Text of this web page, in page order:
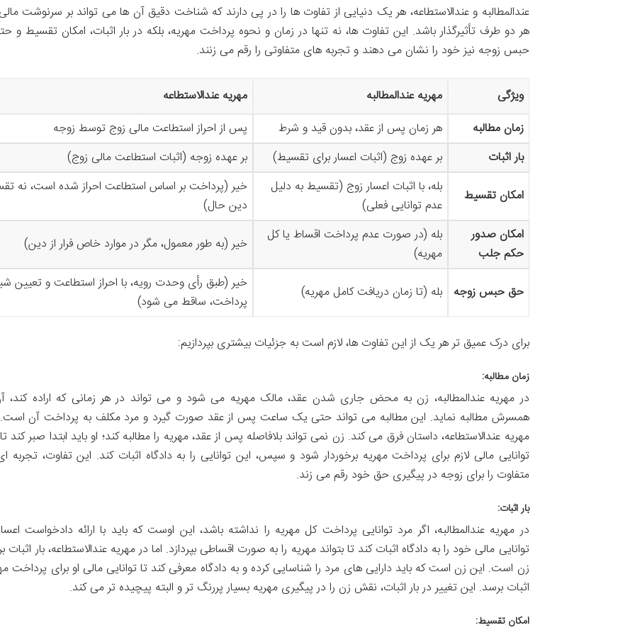
عندالمطالبه و عندالاستطاعه، هر یک دنیایی از تفاوت ها را در پی دارند که شناخت دقیق آن ها می تواند بر سرنوشت
هر دو طرف تأثیرگذار باشد. این تفاوت ها، نه تنها در زمان و نحوه پرداخت مهریه، بلکه در بار اثبات، امکان تقسیط و
حبس زوجه نیز خود را نشان می دهند و تجربه های متفاوتی را رقم می زنند.
ویژگی مهریه عندالمطالبه
مهریه عندالاستطاعه
زمان مطالبه
هر زمان پس از عقد، بدون قید و شرط
پس از احراز استطاعت مالی زوج توسط زوجه
بار اثبات
بر عهده زوج (اثبات اعسار برای تقسیط)
بر عهده زوجه (اثبات استطاعت مالی زوج)
امکان تقسیط
بله، با اثبات اعسار زوج (تقسیط به دلیل
عدم توانایی فعلی)
خیر (پرداخت بر اساس استطاعت احراز شده است، نه
دین حال)
امکان صدور
حکم جلب
بله (در صورت عدم پرداخت اقساط یا کل
مهریه)
خیر (به طور معمول، مگر در موارد خاص فرار از دین)
حق حبس زوجه بله (تا زمان دریافت کامل مهریه)
خیر (طبق رأی وحدت رویه، با احراز استطاعت و تعیین
پرداخت، ساقط می شود)
برای درک عمیق تر هر یک از این تفاوت ها، لازم است به جزئیات بیشتری بپردازیم:
زمان مطالبه:
در مهریه عندالمطالبه، زن به محض جاری شدن عقد، مالک مهریه می شود و می تواند در هر زمانی که اراده کند،
همسرش مطالبه نماید. این مطالبه می تواند حتی یک ساعت پس از عقد صورت گیرد و مرد مکلف به پرداخت آن است.
مهریه عندالاستطاعه، داستان فرق می کند. زن نمی تواند بلافاصله پس از عقد، مهریه را مطالبه کند؛ او باید ابتدا صبر کند
توانایی مالی لازم برای پرداخت مهریه برخوردار شود و سپس، این توانایی را به دادگاه اثبات کند. این تفاوت، تجربه
متفاوت را برای زوجه در پیگیری حق خود رقم می زند.
بار اثبات:
در مهریه عندالمطالبه، اگر مرد توانایی پرداخت کل مهریه را نداشته باشد، این اوست که باید با ارائه دادخواست
توانایی مالی خود را به دادگاه اثبات کند تا بتواند مهریه را به صورت اقساطی بپردازد. اما در مهریه عندالاستطاعه، بار
زن است. این زن است که باید دارایی های مرد را شناسایی کرده و به دادگاه معرفی کند تا توانایی مالی او برای پرداخت
اثبات برسد. این تغییر در بار اثبات، نقش زن را در پیگیری مهریه بسیار پررنگ تر و البته پیچیده تر می کند.
امکان تقسیط: